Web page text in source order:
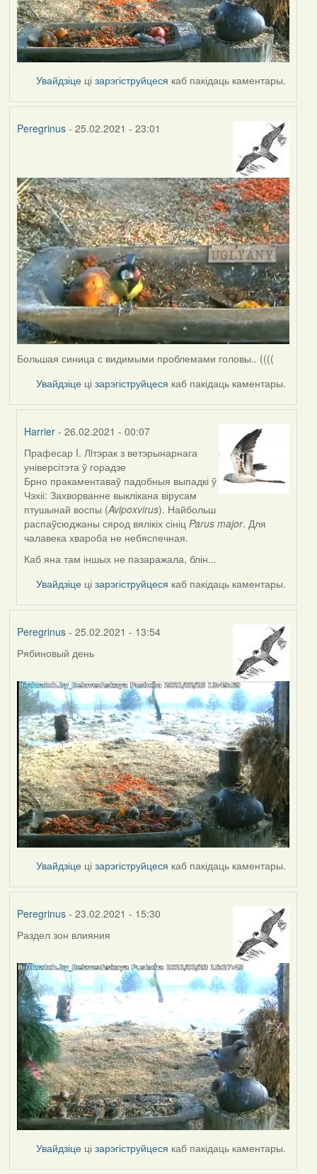
Увайдзіце цізарэгіструйцеся каб пакідаць каментары.
Peregrinus- 25.02.2021 - 23:01
Большая синица с видимыми проблемами головы.. ((((
Увайдзіце цізарэгіструйцеся каб пакідаць каментары.
Harrier - 26.02.2021 - 00:07
In
reply
to
by
Peregrinus
Прафесар I. Лiтэрак з ветэрынарнага
універсітэта ў горадзе
Брно пракаментаваў падобныя выпадкі ў
Чэхіі: Захворванне выклікана вірусам
птушынай воспы (Avipoxvirus). Найбольш
распаўсюджаны сярод вялікіх сініц Parus major. Для
чалавека хвароба не небяспечная.
Каб яна там іншых не пазаражала, блін...
Увайдзіце цізарэгіструйцеся каб пакідаць каментары.
Peregrinus- 25.02.2021 - 13:54
Рябиновый день
Увайдзіце цізарэгіструйцеся каб пакідаць каментары.
Peregrinus- 23.02.2021 - 15:30
Раздел зон влияния
Увайдзіце цізарэгіструйцеся каб пакідаць каментары.